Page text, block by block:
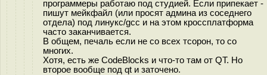
программеры работаю под студией. Если припекает -
пишут мейкфайл (или просят админа из соседнего
отдела) под линукс/gcc и на этом кроссплатформа
часто заканчивается.
В общем, печаль если не со всех тсорон, то со
многих.
Хотя, есть же CodeBlocks и что-то там от QT. Но
второе вообще под qt и заточено.